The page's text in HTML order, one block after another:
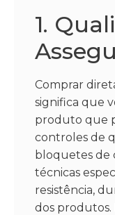
1.
Comprar
significa que
produto que
controles de
bloquetes de
técnicas
resistência,
dos produtos.